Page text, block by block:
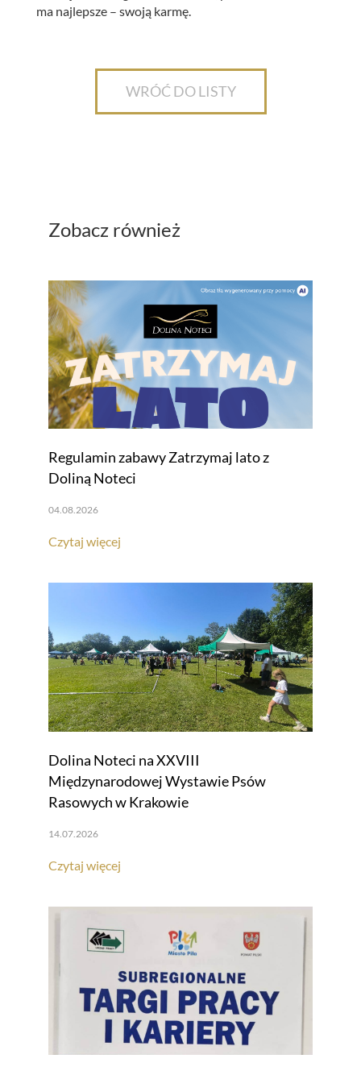
ma najlepsze – swoją karmę.
WRÓĆ DO LISTY
Zobacz również
Regulamin zabawy Zatrzymaj lato z
Doliną Noteci
04.08.2026
Czytaj więcej
Dolina Noteci na XXVIII
Międzynarodowej Wystawie Psów
Rasowych w Krakowie
14.07.2026
Czytaj więcej